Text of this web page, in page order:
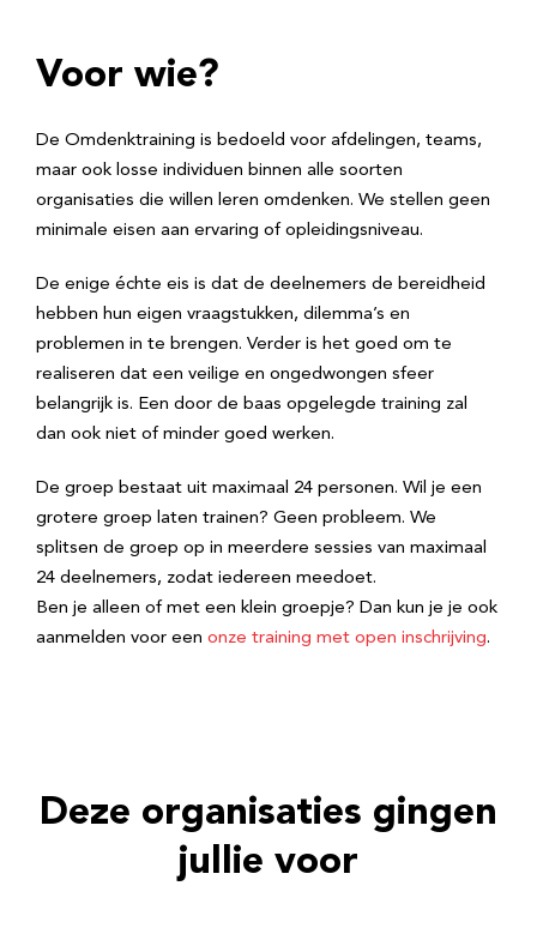
Voor wie?
De Omdenktraining is bedoeld voor afdelingen, teams,
maar ook losse individuen binnen alle soorten
organisaties die willen leren omdenken. We stellen geen
minimale eisen aan ervaring of opleidingsniveau.
De enige échte eis is dat de deelnemers de bereidheid
hebben hun eigen vraagstukken, dilemma’s en
problemen in te brengen. Verder is het goed om te
realiseren dat een veilige en ongedwongen sfeer
belangrijk is. Een door de baas opgelegde training zal
dan ook niet of minder goed werken.
De groep bestaat uit maximaal 24 personen. Wil je een
grotere groep laten trainen? Geen probleem. We
splitsen de groep op in meerdere sessies van maximaal
24 deelnemers, zodat iedereen meedoet.
Ben je alleen of met een klein groepje? Dan kun je je ook
aanmelden voor een onze training met open inschrijving.
Deze organisaties gingen
jullie voor